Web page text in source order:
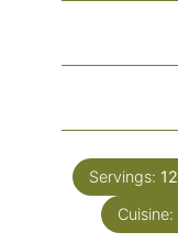
Servings: 12
Cuisine: